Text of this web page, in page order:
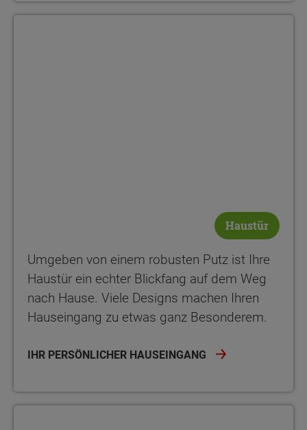
Haustür
Umgeben von einem robusten Putz ist Ihre
Haustür ein echter Blickfang auf dem Weg
nach Hause. Viele Designs machen Ihren
Hauseingang zu etwas ganz Besonderem.
IHR PERSÖNLICHER HAUSEINGANG